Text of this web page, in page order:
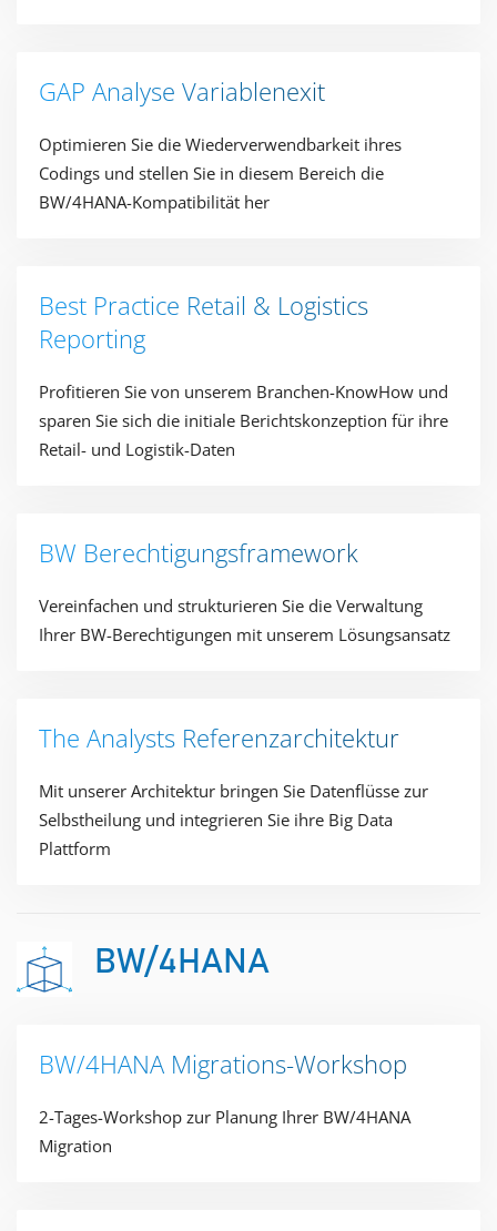
GAP Analyse Variablenexit​
Optimieren Sie die Wiederverwendbarkeit ihres
Codings und stellen Sie in diesem Bereich die
BW/4HANA-Kompatibilität her​
Best Practice Retail & Logistics
Reporting ​
Profitieren Sie von unserem Branchen-KnowHow und
sparen Sie sich die initiale Berichtskonzeption für ihre
Retail- und Logistik-Daten​
BW Berechtigungsframework​
Vereinfachen und strukturieren Sie die Verwaltung
Ihrer BW-Berechtigungen mit unserem Lösungsansatz​
The Analysts Referenzarchitektur​
Mit unserer Architektur bringen Sie Datenflüsse zur
Selbstheilung und integrieren Sie ihre Big Data
Plattform​
BW/4HANA​
BW/4HANA Migrations-Workshop
2-Tages-Workshop zur Planung Ihrer BW/4HANA
Migration​